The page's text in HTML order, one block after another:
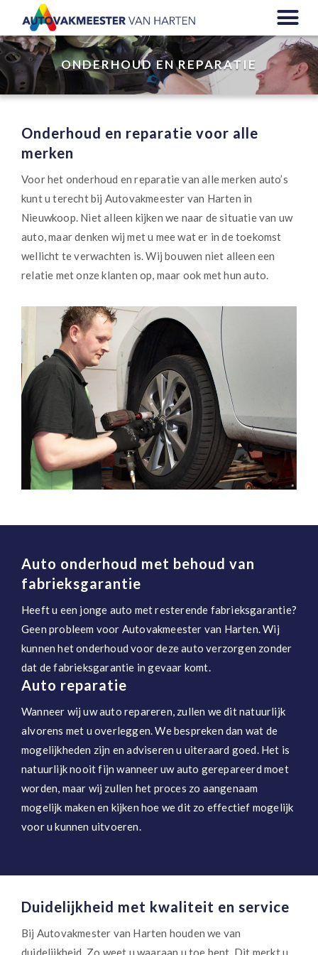
ONDERHOUD EN REPARATIE
Onderhoud en reparatie voor alle
merken
Voor het onderhoud en reparatie van alle merken auto’s
kunt u terecht bij Autovakmeester van Harten in
Nieuwkoop. Niet alleen kijken we naar de situatie van uw
auto, maar denken wij met u mee wat er in de toekomst
wellicht te verwachten is. Wij bouwen niet alleen een
relatie met onze klanten op, maar ook met hun auto.
Auto onderhoud met behoud van
fabrieksgarantie
Heeft u een jonge auto met resterende fabrieksgarantie?
Geen probleem voor Autovakmeester van Harten. Wij
kunnen het onderhoud voor deze auto verzorgen zonder
dat de fabrieksgarantie in gevaar komt.
Auto reparatie
Wanneer wij uw auto repareren, zullen we dit natuurlijk
alvorens met u overleggen. We bespreken dan wat de
mogelijkheden zijn en adviseren u uiteraard goed. Het is
natuurlijk nooit fijn wanneer uw auto gerepareerd moet
worden, maar wij zullen het proces zo aangenaam
mogelijk maken en kijken hoe we dit zo effectief mogelijk
voor u kunnen uitvoeren.
Duidelijkheid met kwaliteit en service
Bij Autovakmester van Harten houden we van
duidelijkheid. Zo weet u waaraan u toe bent. Dit merkt u